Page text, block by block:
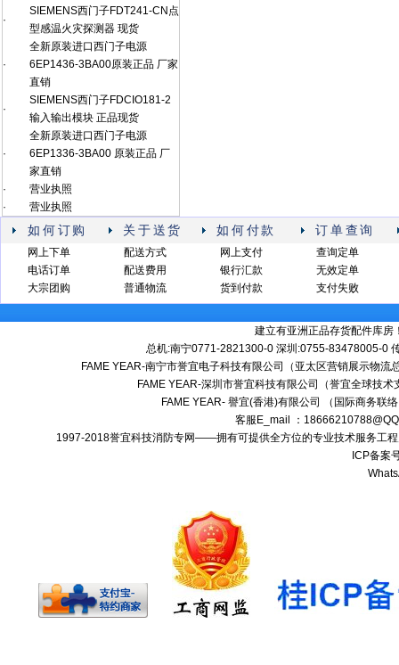
·
SIEMENS西门子FDT241-CN点
型感温火灾探测器 现货
·
全新原装进口西门子电源
6EP1436-3BA00原装正品 厂家
直销
·
SIEMENS西门子FDCIO181-2
输入输出模块 正品现货
·
全新原装进口西门子电源
6EP1336-3BA00 原装正品 厂
家直销
·
营业执照
·
营业执照
如何订购 关于送货 如何付款 订单查询
网上下单
电话订单
大宗团购
配送方式
配送费用
普通物流
网上支付
银行汇款
货到付款
查询定单
无效定单
支付失败
建立有亚洲正品存货配件库房
总机:南宁0771-2821300-0 深圳:0755-83478005-
FAME YEAR-南宁市誉宜电子科技有限公司（亚太区营销展示物
FAME YEAR-深圳市誉宜科技有限公司（誉宜全球技
FAME YEAR- 譽宜(香港)有限公司 （国际商务联
客服E_mail ：
1997-2018誉宜科技消防专网——拥有可提供全方位的专业技术服务工
ICP备案